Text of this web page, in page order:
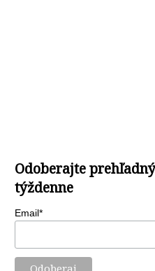
Odoberajte
týždenne
Email*